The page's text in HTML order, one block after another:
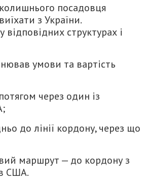
посадовця
з України.
структурах і
умови та вартість
через один із
до лінії кордону, через що
маршрут — до кордону з
США.